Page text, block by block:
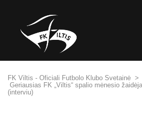
FK Viltis - Oficiali Futbolo Klubo Svetainė >
Geriausias FK „Viltis“ spalio mėnesio
(interviu)